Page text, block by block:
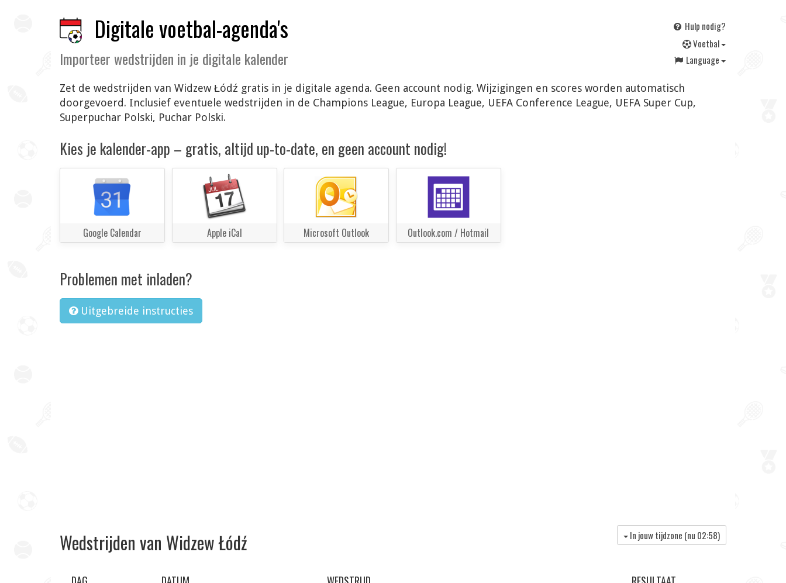
Digitale voetbal-agenda's
Importeer wedstrijden in je digitale kalender
Hulp nodig?
Voetbal
Language
Zet de wedstrijden van Widzew Łódź gratis in je digitale agenda. Geen account nodig. Wijzigingen en scores worden automatisch
doorgevoerd. Inclusief eventuele wedstrijden in de Champions League, Europa League, UEFA Conference League, UEFA Super Cup,
Superpuchar Polski, Puchar Polski.
Kies je kalender-app – gratis, altijd up-to-date, en geen account nodig!
Google Calendar Apple iCal Microsoft Outlook Outlook.com / Hotmail
Problemen met inladen?
Uitgebreide instructies
Wedstrijden van Widzew Łódź In jouw tijdzone (nu 02:58)